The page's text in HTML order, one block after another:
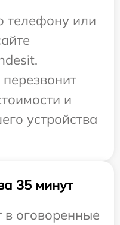
телефону или
и
устройства
35 минут
оговоренные